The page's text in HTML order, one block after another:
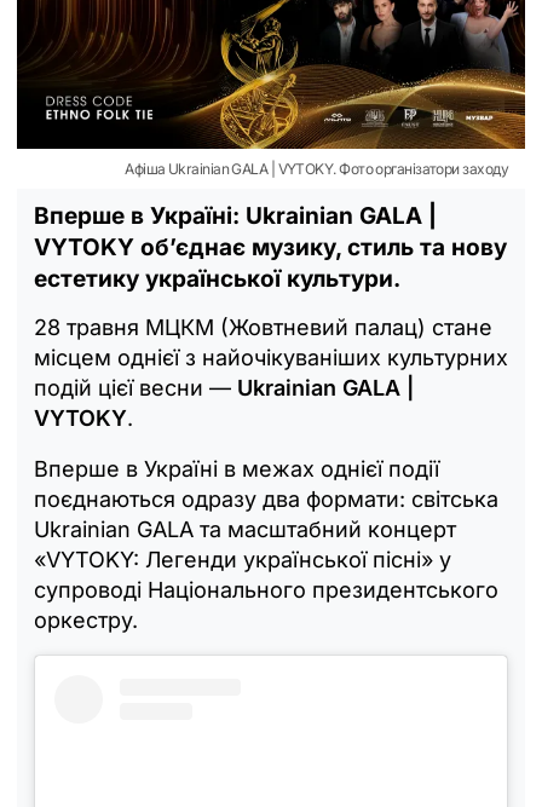
Афіша Ukrainian GALA | VYTOKY. Фото організатори заходу
Вперше в Україні: Ukrainian GALA |
VYTOKY об’єднає музику, стиль та нову
естетику української культури.
28 травня МЦКМ (Жовтневий палац) стане
місцем однієї з найочікуваніших культурних
подій цієї весни — Ukrainian GALA |
VYTOKY.
Вперше в Україні в межах однієї події
поєднаються одразу два формати: світська
Ukrainian GALA та масштабний концерт
«VYTOKY: Легенди української пісні» у
супроводі Національного президентського
оркестру.